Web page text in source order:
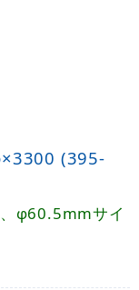
(395-
φ60.5mmサイ